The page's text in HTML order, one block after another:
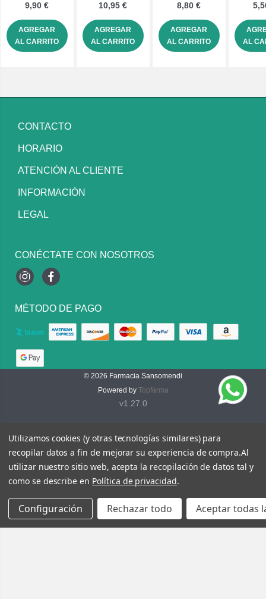
9,90 €
AGREGAR
AL CARRITO
10,95 €
AGREGAR
AL CARRITO
8,80 €
AGREGAR
AL CARRITO
AL
CONTACTO
HORARIO
ATENCIÓN AL CLIENTE
INFORMACIÓN
LEGAL
CONÉCTATE CON NOSOTROS
InstagramFacebook
MÉTODO DE PAGO
© 2026 Farmacia Sansomendi
Powered by Topfarma
v1.27.0
Utilizamos cookies (y otras tecnologías similares) para
recopilar datos a fin de mejorar su experiencia de compra.Al
utilizar nuestro sitio web, acepta la recopilación de datos tal y
como se describe en Política de privacidad.
Configuración Rechazar todo Aceptar todas